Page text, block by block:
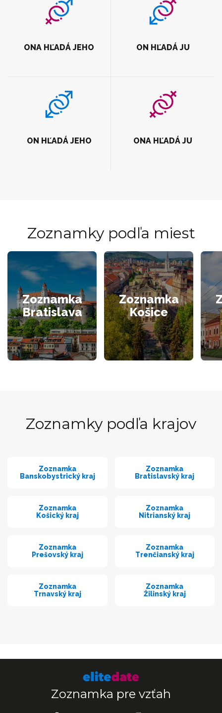
ONA HĽADÁ JEHO ON HĽADÁ JU
ON HĽADÁ JEHO ONA HĽADÁ JU
Zoznamky podľa miest
Zoznamka
Bratislava
Zoznamka
Košice
Zoznamky podľa krajov
Zoznamka
Banskobystrický kraj
Zoznamka
Bratislavský kraj
Zoznamka
Košický kraj
Zoznamka
Nitrianský kraj
Zoznamka
Prešovský kraj
Zoznamka
Trenčianský kraj
Zoznamka
Trnavský kraj
Zoznamka
Žilinský kraj
Zoznamka pre vzťah